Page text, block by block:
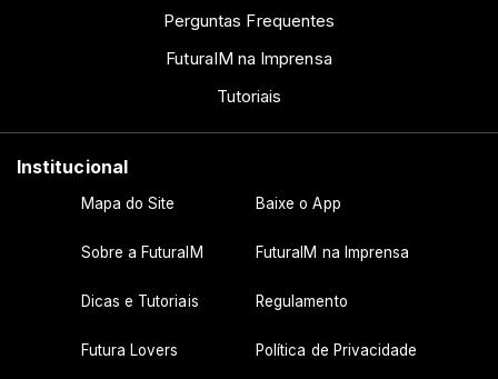
Perguntas Frequentes
FuturaIM na Imprensa
Tutoriais
Institucional
Mapa do Site Baixe o App
Sobre a FuturaIM FuturaIM na Imprensa
Dicas e Tutoriais Regulamento
Futura Lovers Política de Privacidade